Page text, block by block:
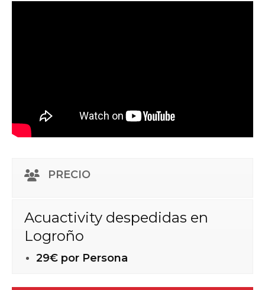
PRECIO
Acuactivity despedidas en
Logroño
29€ por Persona